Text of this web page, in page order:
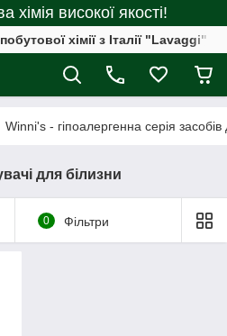
хімія високої якості!
хімії з Італії "Lavaggi"
Winni's - гіпоалергенна серія
для білизни
0 Фільтри